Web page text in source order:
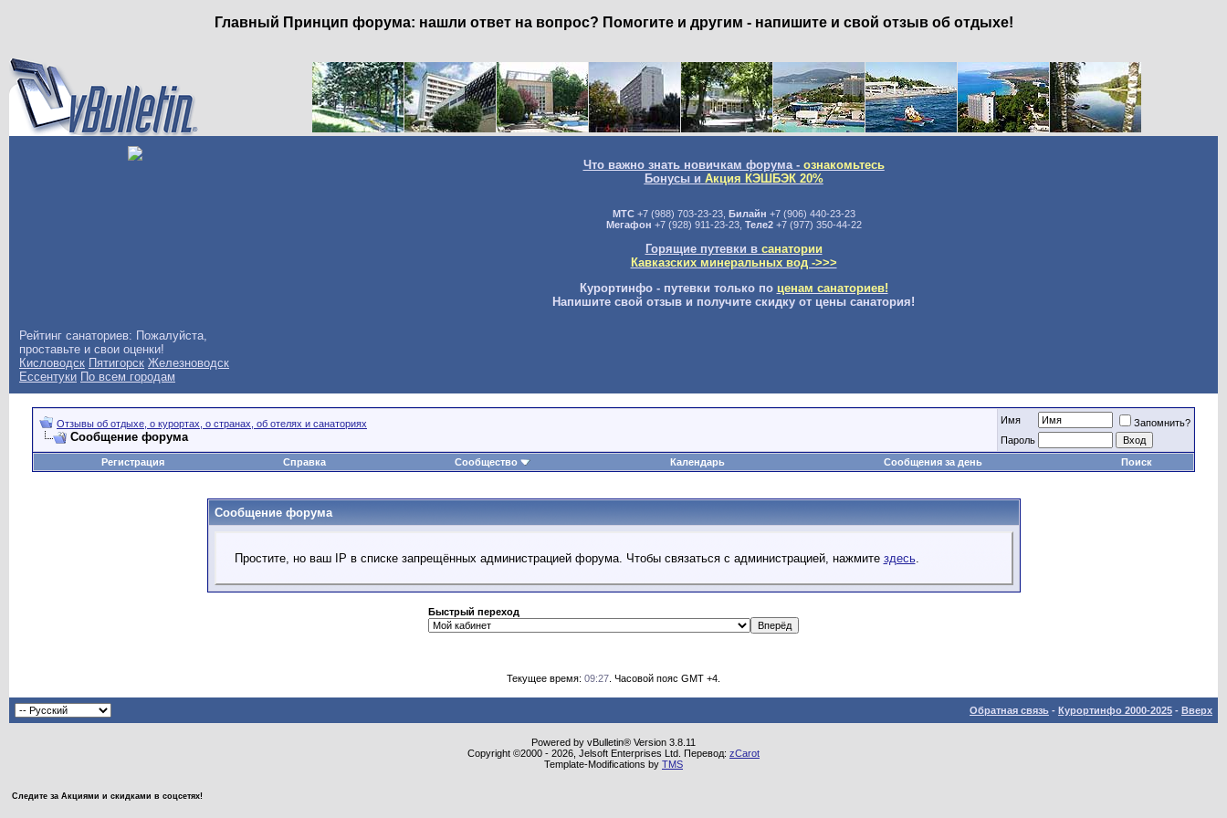
Главный Принцип форума: нашли ответ на вопрос? Помогите и другим - напишите и свой отзыв об отдыхе!
Что важно знать новичкам форума - ознакомьтесь
Бонусы и Акция КЭШБЭК 20%
МТС+7 (988) 703-23-23, Билайн +7 (906) 440-23-23
Мегафон +7 (928) 911-23-23, Теле2+7 (977) 350-44-22
Горящие путевки в санатории
Кавказских минеральных вод ->>>
Курортинфо - путевки только по ценам санаториев!
Напишите свой отзыв и получите скидку от цены санатория!
Рейтинг санаториев: Пожалуйста,
проставьте и свои оценки!
Кисловодск Пятигорск Железноводск
Ессентуки По всем городам
Отзывы об отдыхе, о курортах, о странах, об отелях и санаториях
Сообщение форума
Имя
Запомнить?
Пароль
Регистрация
Справка Сообщество Календарь Сообщения за день Поиск
Сообщение форума
Простите, но ваш IP в списке запрещённых администрацией форума. Чтобы связаться с администрацией, нажмите здесь.
Быстрый переход
Текущее время: 09:27 . Часовой пояс GMT +4.
Обратная связь - Курортинфо 2000-2025 - Вверх
Powered by vBulletin® Version 3.8.11
Copyright ©2000 - 2026, Jelsoft Enterprises Ltd. Перевод: zCarot
Template-Modifications by TMS
Следите за Акциями и скидками в соцсетях!